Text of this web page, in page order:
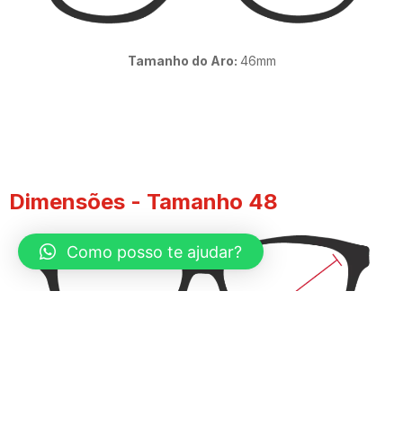
Tamanho do Aro: 46mm
Dimensões - Tamanho 48​
Como posso te ajudar?